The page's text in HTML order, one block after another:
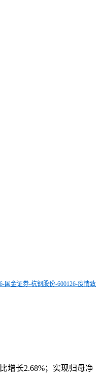
国金证券-杭钢股份-600126-疫情致
增长2.68%；实现归母净